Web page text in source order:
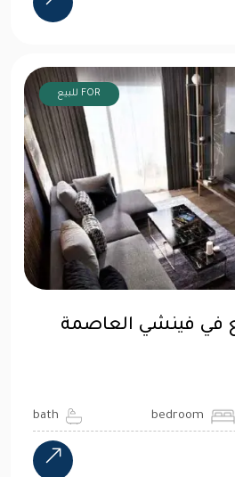
FOR للبيع
في فينشي العاصمة
bedroom
bath